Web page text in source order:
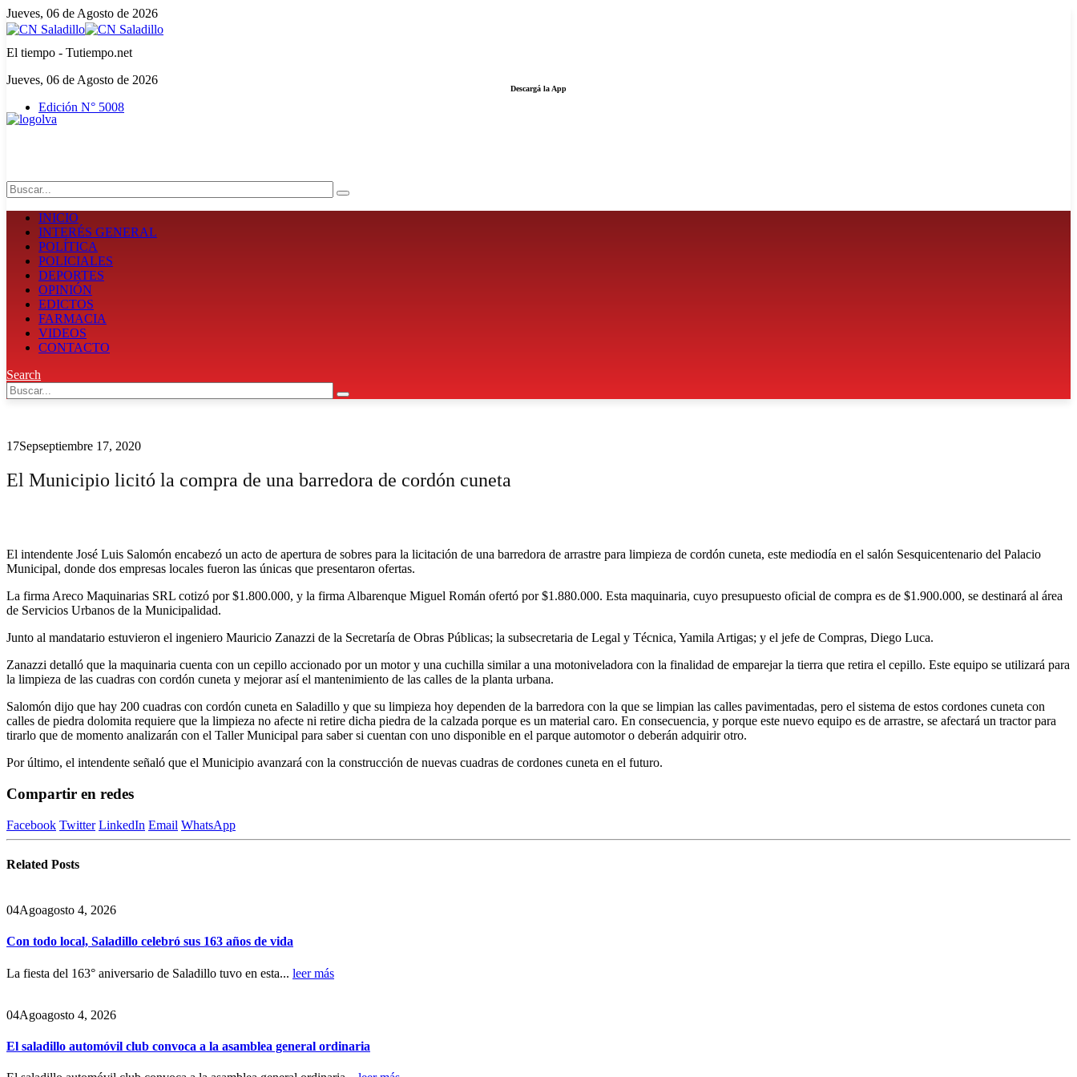
Jueves, 06 de Agosto de 2026
El tiempo - Tutiempo.net
Jueves, 06 de Agosto de 2026
Edición N° 5008
Descargá la App
INICIO
INTERÉS GENERAL
POLÍTICA
POLICIALES
DEPORTES
OPINIÓN
EDICTOS
FARMACIA
VIDEOS
CONTACTO
Search
17Sepseptiembre 17, 2020
El Municipio licitó la compra de una barredora de cordón cuneta
El intendente José Luis Salomón encabezó un acto de apertura de sobres para la licitación de una barredora de arrastre para limpieza de cordón cuneta, este mediodía en el salón Sesquicentenario del Palacio
Municipal, donde dos empresas locales fueron las únicas que presentaron ofertas.
La firma Areco Maquinarias SRL cotizó por $1.800.000, y la firma Albarenque Miguel Román ofertó por $1.880.000. Esta maquinaria, cuyo presupuesto oficial de compra es de $1.900.000, se destinará al área
de Servicios Urbanos de la Municipalidad.
Junto al mandatario estuvieron el ingeniero Mauricio Zanazzi de la Secretaría de Obras Públicas; la subsecretaria de Legal y Técnica, Yamila Artigas; y el jefe de Compras, Diego Luca.
Zanazzi detalló que la maquinaria cuenta con un cepillo accionado por un motor y una cuchilla similar a una motoniveladora con la finalidad de emparejar la tierra que retira el cepillo. Este equipo se utilizará para
la limpieza de las cuadras con cordón cuneta y mejorar así el mantenimiento de las calles de la planta urbana.
Salomón dijo que hay 200 cuadras con cordón cuneta en Saladillo y que su limpieza hoy dependen de la barredora con la que se limpian las calles pavimentadas, pero el sistema de estos cordones cuneta con
calles de piedra dolomita requiere que la limpieza no afecte ni retire dicha piedra de la calzada porque es un material caro. En consecuencia, y porque este nuevo equipo es de arrastre, se afectará un tractor para
tirarlo que de momento analizarán con el Taller Municipal para saber si cuentan con uno disponible en el parque automotor o deberán adquirir otro.
Por último, el intendente señaló que el Municipio avanzará con la construcción de nuevas cuadras de cordones cuneta en el futuro.
Compartir en redes
Facebook Twitter LinkedIn Email WhatsApp
Related Posts
04Agoagosto 4, 2026
Con todo local, Saladillo celebró sus 163 años de vida
La fiesta del 163° aniversario de Saladillo tuvo en esta... leer más
04Agoagosto 4, 2026
El saladillo automóvil club convoca a la asamblea general ordinaria